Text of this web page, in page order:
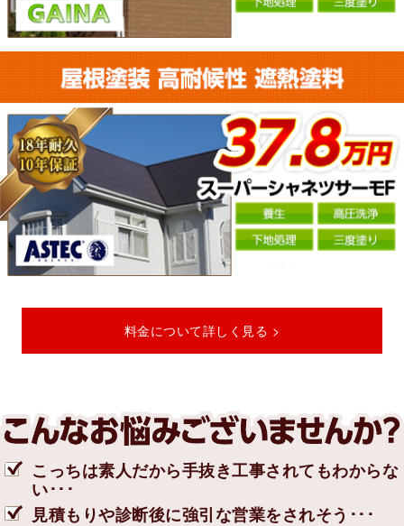
料金について詳しく見る >
こっちは素人だから手抜き工事されてもわからな
い･･･
見積もりや診断後に強引な営業をされそう･･･